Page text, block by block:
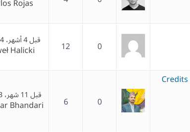
Rojas
0
12 قبل 4 أشهر، 4 أسابيع
Halicki
0
6 قبل 11 شهر، 3 أسابيع
Bhandari